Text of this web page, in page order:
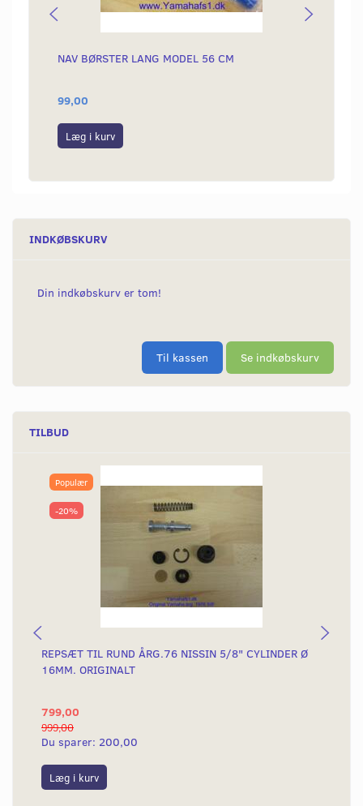
NAV BØRSTER LANG MODEL 56 CM
99,00
Læg i kurv
INDKØBSKURV
Din indkøbskurv er tom!
Til kassen Se indkøbskurv
TILBUD
Populær
-20%
REPSÆT TIL RUND ÅRG.76 NISSIN 5/8" CYLINDER Ø
16MM. ORIGINALT
799,00
999,00
Du sparer: 200,00
Læg i kurv